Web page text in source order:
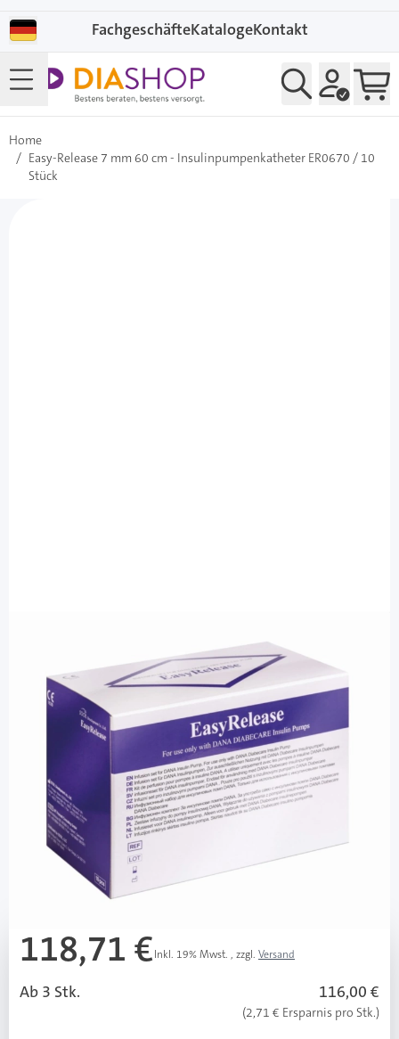
FachgeschäfteKatalogeKontakt
Home
/ Easy-Release 7 mm 60 cm - Insulinpumpenkatheter ER0670 / 10
Stück
Easy-Release 7 mm 60 cm -
Insulinpumpenkatheter ER0670 / 10
Stück
PZN: 18049490 / Diashop.de Kat.-Nr.114847
sofort verfügbar
Lieferzeit 1-3 Werktage
Besonderheiten
k.A.
Mehr über das Produkt
118,71 €Inkl. 19% Mwst. , zzgl. Versand
Ab 3 Stk. 116,00 €
(2,71 € Ersparnis pro Stk.)